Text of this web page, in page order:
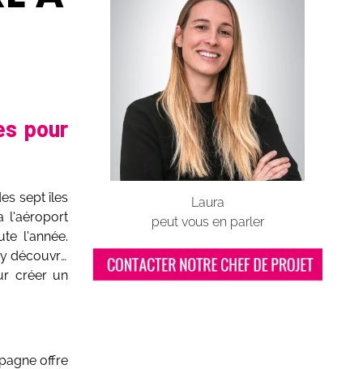
pour
sept îles
l’aéroport
l’année.
découvre
créer un
offre
Laura
peut vous en parler